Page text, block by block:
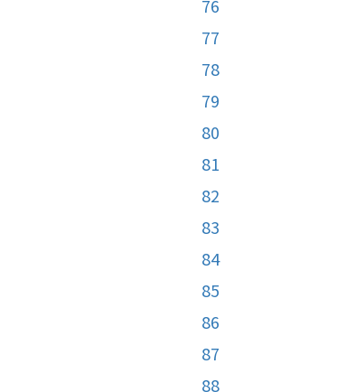
76
77
78
79
80
81
82
83
84
85
86
87
88